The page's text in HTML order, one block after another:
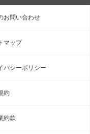
お問い合わせ
マップ
バシーポリシー
約
約款